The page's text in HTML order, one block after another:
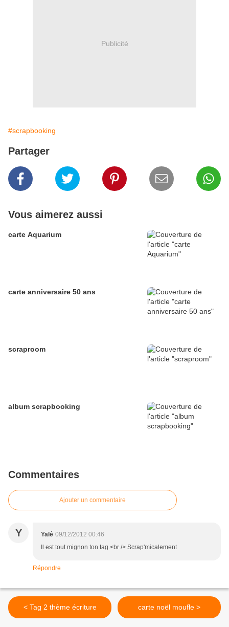
Publicité
#scrapbooking
Partager
Vous aimerez aussi
carte Aquarium
carte anniversaire 50 ans
scraproom
album scrapbooking
Commentaires
Ajouter un commentaire
Y Yalé 09/12/2012 00:46
Il est tout mignon ton tag.<br /> Scrap'micalement
Répondre
< Tag 2 thème écriture carte noël moufle >